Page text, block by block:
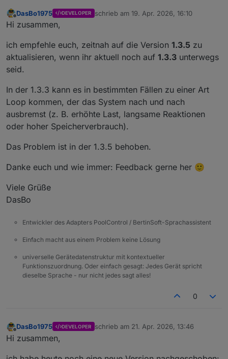
DasBo1975 DEVELOPER schrieb am 19. Apr. 2026, 16:10
zuletzt editiert von
Hi zusammen,
ich empfehle euch, zeitnah auf die Version 1.3.5 zu
aktualisieren, wenn ihr aktuell noch auf 1.3.3 unterwegs
seid.
In der 1.3.3 kann es in bestimmten Fällen zu einer Art
Loop kommen, der das System nach und nach
ausbremst (z. B. erhöhte Last, langsame Reaktionen
oder hoher Speicherverbrauch).
Das Problem ist in der 1.3.5 behoben.
Danke euch und wie immer: Feedback gerne her 🙂
Viele Grüße
DasBo
Entwickler des Adapters PoolControl / BertinSoft-Sprachassistent
Einfach macht aus einem Problem keine Lösung
universelle Gerätedatenstruktur mit kontextueller
Funktionszuordnung. Oder einfach gesagt: Jedes Gerät spricht
dieselbe Sprache - nur nicht jedes sagt alles!
0
DasBo1975 DEVELOPER schrieb am 21. Apr. 2026, 13:46
zuletzt editiert von
Hi zusammen,